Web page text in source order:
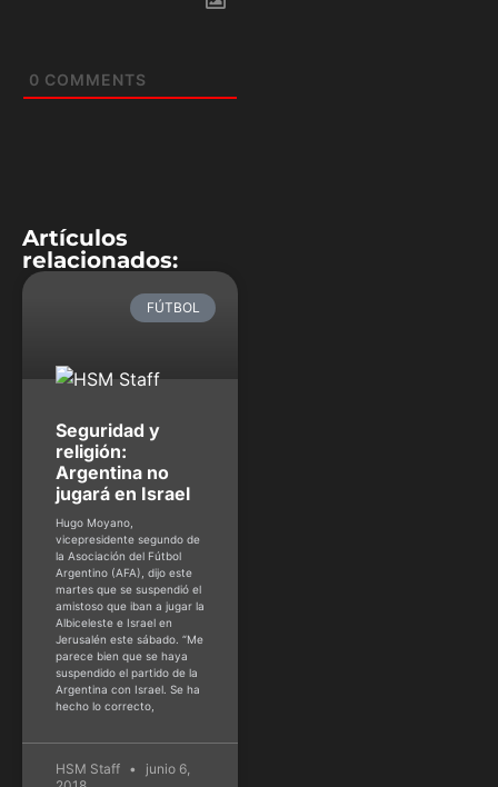
0 COMMENTS
Artículos
relacionados:
FÚTBOL
Seguridad y
religión:
Argentina no
jugará en Israel
Hugo Moyano,
vicepresidente segundo de
la Asociación del Fútbol
Argentino (AFA), dijo este
martes que se suspendió el
amistoso que iban a jugar la
Albiceleste e Israel en
Jerusalén este sábado. “Me
parece bien que se haya
suspendido el partido de la
Argentina con Israel. Se ha
hecho lo correcto,
HSM Staff
junio 6,